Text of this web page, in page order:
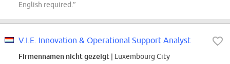
English required.”
V.I.E. Innovation & Operational Support Analyst
Firmennamen nicht gezeigt | Luxembourg City